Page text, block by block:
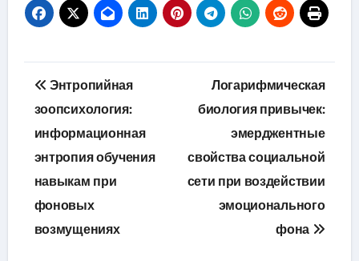
Навигация
по
записям
Энтропийная
зоопсихология:
информационная
энтропия обучения
навыкам при
фоновых
возмущениях
Логарифмическая
биология привычек:
эмерджентные
свойства социальной
сети при воздействии
эмоционального
фона